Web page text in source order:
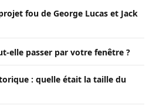
fou de George Lucas et Jack
elle passer par votre fenêtre ?
: quelle était la taille du